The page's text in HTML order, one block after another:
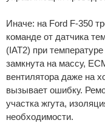
Иначе: на Ford F-350
команде от датчика
(IAT2) при
замкнута на массу,
вентилятора даже на
вызывает ошибку.
участка жгута,
необходимости.